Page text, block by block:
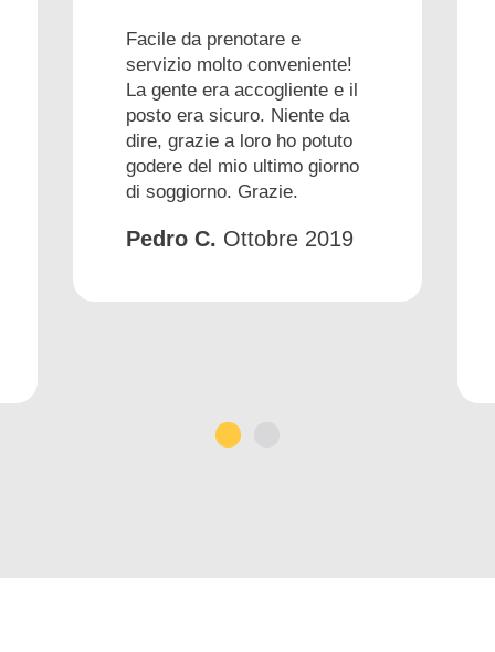
Facile da prenotare e
servizio molto conveniente!
La gente era accogliente e il
posto era sicuro. Niente da
dire, grazie a loro ho potuto
godere del mio ultimo giorno
di soggiorno. Grazie.
Pedro C. Ottobre 2019